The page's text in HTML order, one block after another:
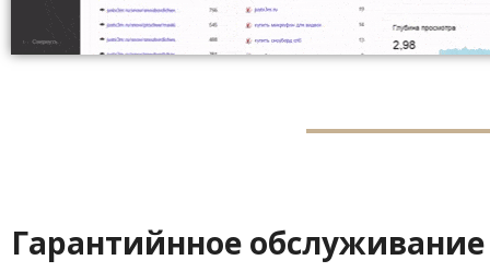
Гарантийнное обслуживание